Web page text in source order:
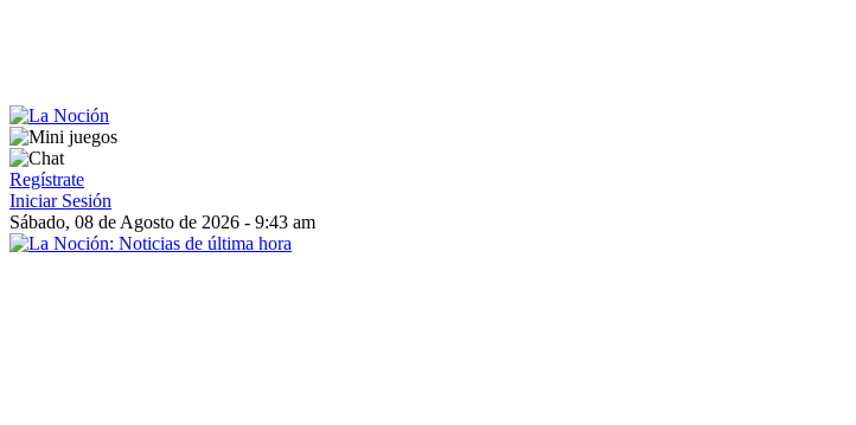
Regístrate
Iniciar Sesión
Sábado, 08 de Agosto de 2026 - 9:43 am